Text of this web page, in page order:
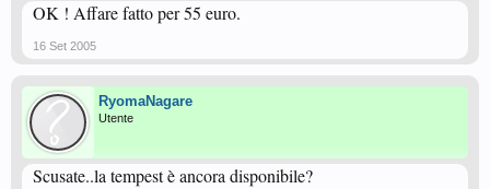
OK ! Affare fatto per 55 euro.
16 Set 2005
RyomaNagare
Utente
Scusate..la tempest è ancora disponibile?